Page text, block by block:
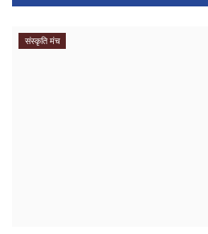
संस्कृति मंच